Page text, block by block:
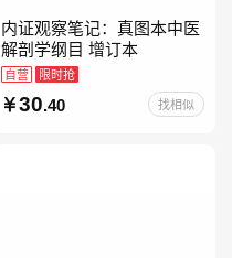
内证观察笔记：真图本中医
解剖学纲目 增订本
自营 限时抢
30.40 找相似